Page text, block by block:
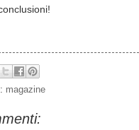
magazine